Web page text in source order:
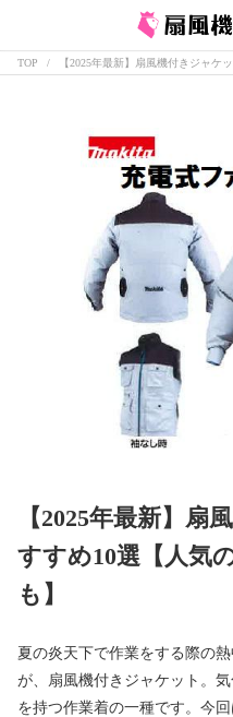
TOP 【2025年最新】扇風機付きジャケ
【2025年最新】扇
すすめ10選【人気
も】
夏の炎天下で作業をする際の
が、扇風機付きジャケット。
を持つ作業着の一種です。今